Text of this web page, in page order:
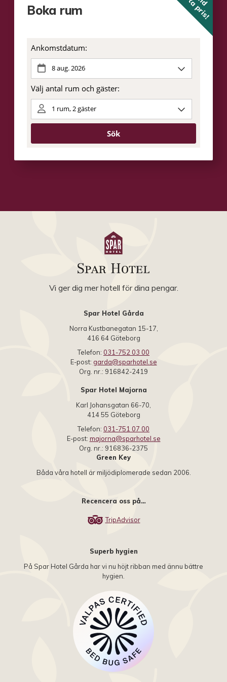
Boka rum
Vi ger dig mer hotell för dina pengar.
Spar Hotel Gårda
Norra Kustbanegatan 15-17,
416 64 Göteborg
Telefon: 031-752 03 00
E-post: garda@sparhotel.se
Org. nr.: 916842-2419
Spar Hotel Majorna
Karl Johansgatan 66-70,
414 55 Göteborg
Telefon: 031-751 07 00
E-post: majorna@sparhotel.se
Org. nr.: 916836-2375
Green Key
Båda våra hotell är miljödiplomerade sedan 2006.
Recencera oss på…
TripAdvisor
Superb hygien
På Spar Hotel Gårda har vi nu höjt ribban med ännu bättre
hygien.